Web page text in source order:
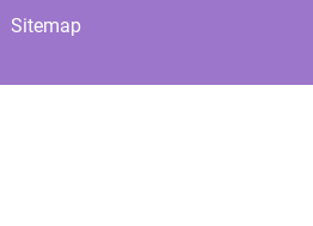
Sitemap